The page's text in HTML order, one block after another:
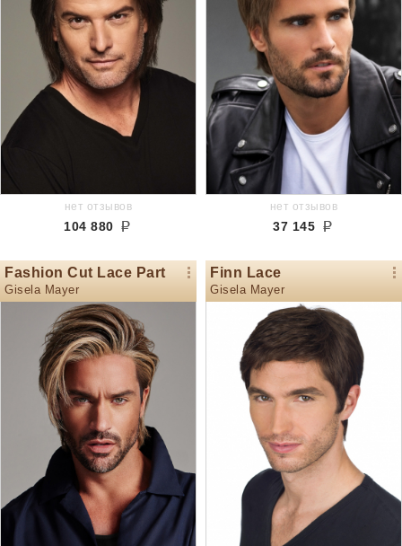
нет отзывов
104 880
нет отзывов
37 145
Fashion Cut Lace Part
Gisela Mayer
Finn Lace
Gisela Mayer